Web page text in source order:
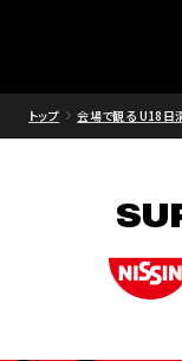
トップ 会場で観る U18日